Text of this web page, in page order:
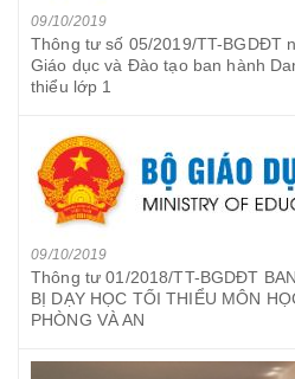
09/10/2019
Thông tư số 05/2019/TT-BGDĐT
Giáo dục và Đào tạo ban hành
thiểu lớp 1
09/10/2019
Thông tư 01/2018/TT-BGDĐT
BỊ DẠY HỌC TỐI THIỂU MÔN
PHÒNG VÀ AN